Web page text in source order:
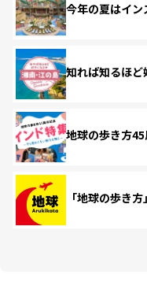
今年の夏はイン
知れば知るほ
地球の歩き方
「地球の歩き